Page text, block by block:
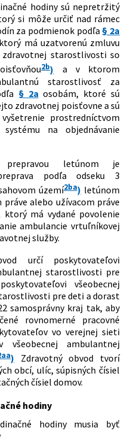
ktorým sa menia a
zákony
sa mení a dopĺňa zákon
Z. z. o poskytovateľoch
starostlivosti,
pracovníkoch,
organizáciách v
a o zmene a doplnení
zákonov v znení neskorších
ktorým sa menia a
zákony
sa dopĺňa zákon č.
službách súvisiacich s
zdravotnej
a o zmene a doplnení
zákonov v znení neskorších
sa mení a dopĺňa zákon
Z. z. o sociálnom poistení v
niektoré zákony
sa mení a dopĺňa zákon
Z. z. o zdravotnej
službách súvisiacich s
zdravotnej
a o zmene a doplnení
zákonov v znení neskorších
ktorým sa menia a
zákony
sa dopĺňa zákon č.
z. o zdravotnej
službách súvisiacich s
zdravotnej
a o zmene a doplnení
v znení neskorších
hodiny sú nepretržitý
si môže určiť nad rámec
za podmienok podľa § 2a
má uzatvorenú zmluvu
starostlivosti so
2b) a v ktorom
starostlivosť za
§ 2a osobám, ktoré sú
zdravotnej poisťovne a sú
prostredníctvom
systému na objednávanie
prepravou letúnom je
podľa odseku 3
území2ba) letúnom
alebo užívacom práve
ktorý má vydané povolenie
ambulancie vrtuľníkovej
služby.
určí poskytovateľovi
starostlivosti pre
všeobecnej
pre deti a dorast
samosprávny kraj tak, aby
rovnomerné pracovné
vo verejnej sieti
všeobecnej ambulantnej
) Zdravotný obvod tvorí
obcí, ulíc, súpisných čísiel
čísiel domov.
hodiny
hodiny musia byť